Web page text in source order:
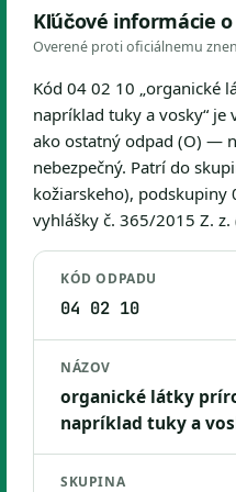
Kľúčové informácie o
Overené proti oficiálnemu
Kód 04 02 10 „organické
napríklad tuky a vosky“ je
ako ostatný odpad (O) —
nebezpečný. Patrí do
kožiarskeho), podskupiny
vyhlášky č. 365/2015 Z. z.
KÓD ODPADU
04 02 10
NÁZOV
organické látky
napríklad tuky a
SKUPINA